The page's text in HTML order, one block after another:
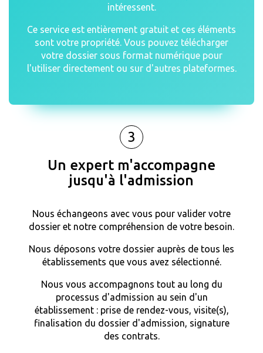
intéressent.
Ce service est entièrement gratuit et ces éléments
sont votre propriété. Vous pouvez télécharger
votre dossier sous format numérique pour
l'utiliser directement ou sur d'autres plateformes.
3
Un expert m'accompagne
jusqu'à l'admission
Nous échangeons avec vous pour valider votre
dossier et notre compréhension de votre besoin.
Nous déposons votre dossier auprès de tous les
établissements que vous avez sélectionné.
Nous vous accompagnons tout au long du
processus d'admission au sein d'un
établissement : prise de rendez-vous, visite(s),
finalisation du dossier d'admission, signature
des contrats.